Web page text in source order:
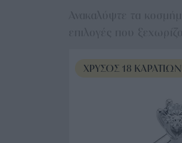
Ανακαλύψτε τα
ΧΡΥΣΌΣ 18 ΚΑΡΑΤΊΩΝ